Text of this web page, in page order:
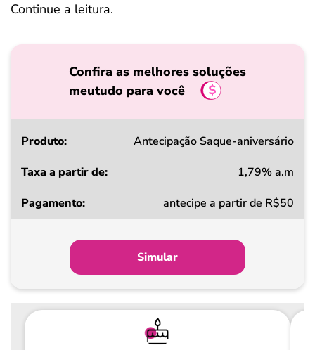
Continue a leitura.
Confira as melhores soluções
meutudo para você
Produto
a
Pagamento
Antecipação Saque-aniversário
1,79% a.m
antecipe a partir de R$50
Simular